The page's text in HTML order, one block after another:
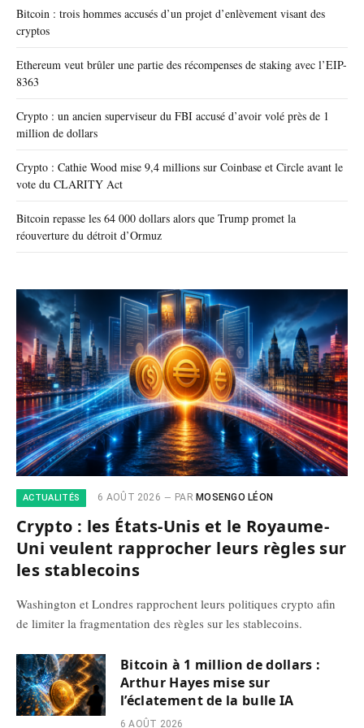
Bitcoin : trois hommes accusés d’un projet d’enlèvement visant des
cryptos
Ethereum veut brûler une partie des récompenses de staking avec l’EIP-
8363
Crypto : un ancien superviseur du FBI accusé d’avoir volé près de 1
million de dollars
Crypto : Cathie Wood mise 9,4 millions sur Coinbase et Circle avant le
vote du CLARITY Act
Bitcoin repasse les 64 000 dollars alors que Trump promet la
réouverture du détroit d’Ormuz
ACTUALITÉS 6 AOÛT 2026 PAR MOSENGO LÉON
Crypto : les États-Unis et le Royaume-
Uni veulent rapprocher leurs règles sur
les stablecoins
Washington et Londres rapprochent leurs politiques crypto afin
de limiter la fragmentation des règles sur les stablecoins.
Bitcoin à 1 million de dollars :
Arthur Hayes mise sur
l’éclatement de la bulle IA
6 AOÛT 2026